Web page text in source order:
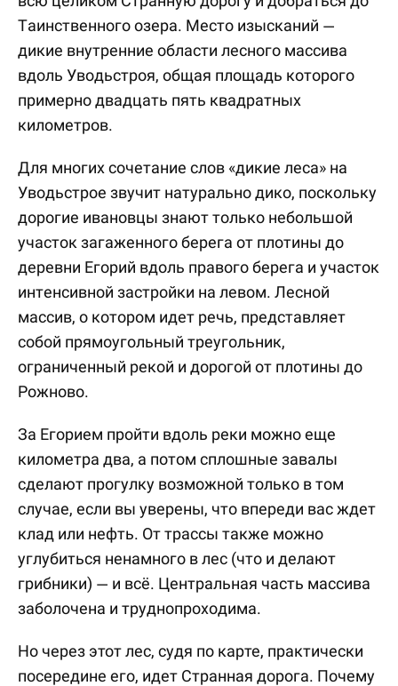
Таинственного озера. Место изысканий —
дикие внутренние области лесного массива
вдоль Уводьстроя, общая площадь которого
примерно двадцать пять квадратных
километров.
Для многих сочетание слов «дикие леса» на
Уводьстрое звучит натурально дико, поскольку
дорогие ивановцы знают только небольшой
участок загаженного берега от плотины до
деревни Егорий вдоль правого берега и участок
интенсивной застройки на левом. Лесной
массив, о котором идет речь, представляет
собой прямоугольный треугольник,
ограниченный рекой и дорогой от плотины до
Рожново.
За Егорием пройти вдоль реки можно еще
километра два, а потом сплошные завалы
сделают прогулку возможной только в том
случае, если вы уверены, что впереди вас ждет
клад или нефть. От трассы также можно
углубиться ненамного в лес (что и делают
грибники) — и всё. Центральная часть массива
заболочена и труднопроходима.
Но через этот лес, судя по карте, практически
посередине его, идет Странная дорога. Почему